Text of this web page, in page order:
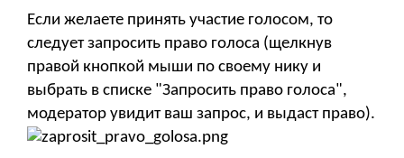
Если желаете принять участие голосом, то
следует запросить право голоса (щелкнув
правой кнопкой мыши по своему нику и
выбрать в списке "Запросить право голоса",
модератор увидит ваш запрос, и выдаст право).